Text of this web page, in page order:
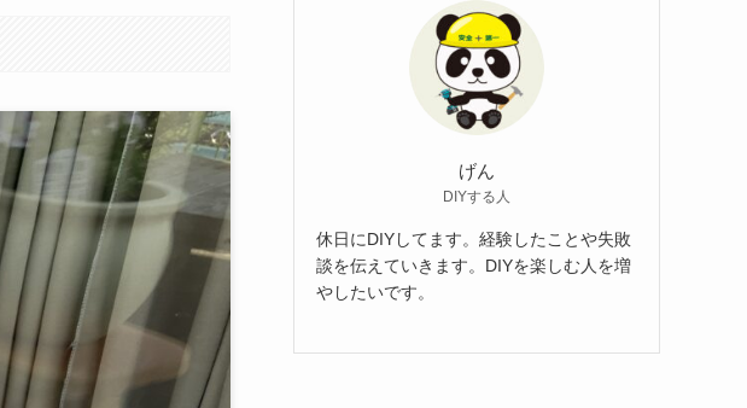
げん
DIYする人
休日にDIYしてます。経験したことや失敗
談を伝えていきます。DIYを楽しむ人を増
やしたいです。